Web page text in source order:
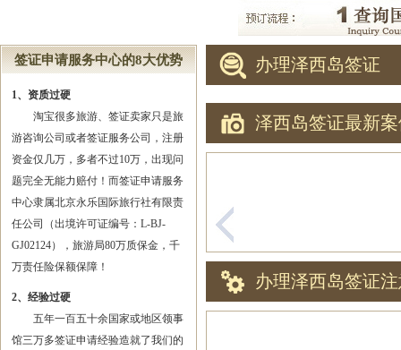
签证申请服务中心的8大优势
1、资质过硬
淘宝很多旅游、签证卖家只是旅
游咨询公司或者签证服务公司，注册
资金仅几万，多者不过10万，出现问
题完全无能力赔付！而签证申请服务
中心隶属北京永乐国际旅行社有限责
任公司（出境许可证编号：L-BJ-
GJ02124），旅游局80万质保金，千
万责任险保额保障！
2、经验过硬
五年一百五十余国家或地区领事
馆三万多签证申请经验造就了我们的
办理泽西岛签证
泽西岛签证最新
办理泽西岛签证